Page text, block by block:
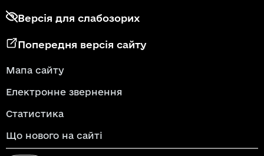
Версія для слабозорих
Попередня версія сайту
Мапа сайту
Електронне звернення
Статистика
Що нового на сайті